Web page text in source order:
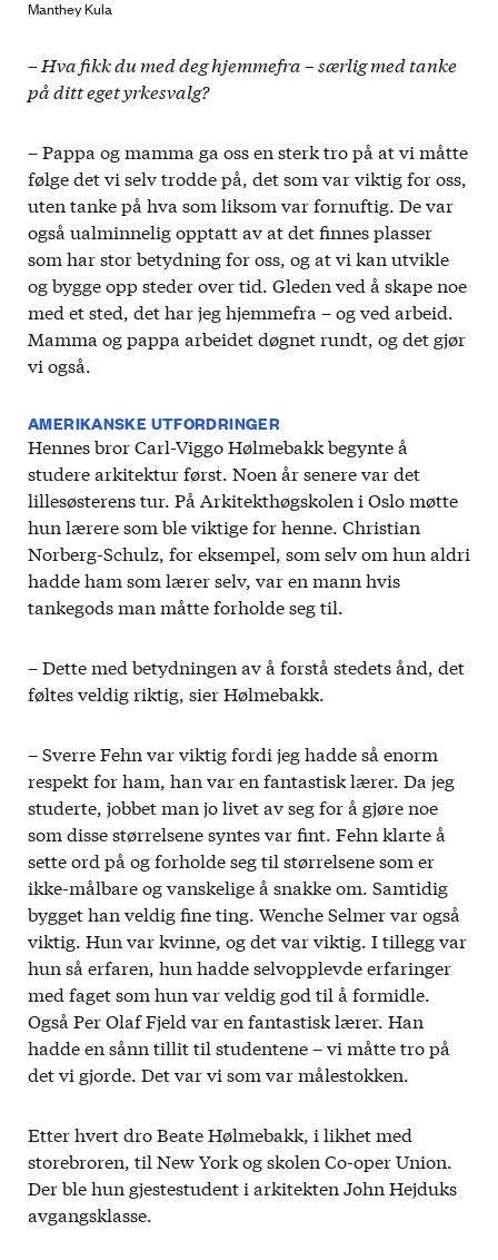
Manthey Kula
– Hva fikk du med deg hjemmefra – særlig med tanke
på ditt eget yrkesvalg?
– Pappa og mamma ga oss en sterk tro på at vi måtte
følge det vi selv trodde på, det som var viktig for oss,
uten tanke på hva som liksom var fornuftig. De var
også ualminnelig opptatt av at det finnes plasser
som har stor betydning for oss, og at vi kan utvikle
og bygge opp steder over tid. Gleden ved å skape noe
med et sted, det har jeg hjemmefra – og ved arbeid.
Mamma og pappa arbeidet døgnet rundt, og det gjør
vi også.
AMERIKANSKE UTFORDRINGER
Hennes bror Carl-Viggo Hølmebakk begynte å
studere arkitektur først. Noen år senere var det
lillesøsterens tur. På Arkitekthøgskolen i Oslo møtte
hun lærere som ble viktige for henne. Christian
Norberg-Schulz, for eksempel, som selv om hun aldri
hadde ham som lærer selv, var en mann hvis
tankegods man måtte forholde seg til.
– Dette med betydningen av å forstå stedets ånd, det
føltes veldig riktig, sier Hølmebakk.
– Sverre Fehn var viktig fordi jeg hadde så enorm
respekt for ham, han var en fantastisk lærer. Da jeg
studerte, jobbet man jo livet av seg for å gjøre noe
som disse størrelsene syntes var fint. Fehn klarte å
sette ord på og forholde seg til størrelsene som er
ikke-målbare og vanskelige å snakke om. Samtidig
bygget han veldig fine ting. Wenche Selmer var også
viktig. Hun var kvinne, og det var viktig. I tillegg var
hun så erfaren, hun hadde selvopplevde erfaringer
med faget som hun var veldig god til å formidle.
Også Per Olaf Fjeld var en fantastisk lærer. Han
hadde en sånn tillit til studentene – vi måtte tro på
det vi gjorde. Det var vi som var målestokken.
Etter hvert dro Beate Hølmebakk, i likhet med
storebroren, til New York og skolen Co-oper Union.
Der ble hun gjestestudent i arkitekten John Hejduks
avgangsklasse.